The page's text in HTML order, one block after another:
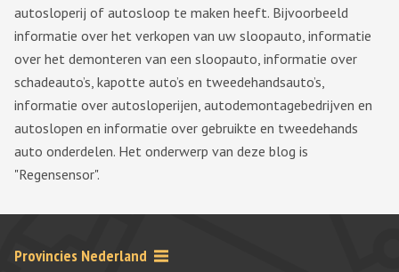
autosloperij of autosloop te maken heeft. Bijvoorbeeld
informatie over het verkopen van uw sloopauto, informatie
over het demonteren van een sloopauto, informatie over
schadeauto’s, kapotte auto’s en tweedehandsauto’s,
informatie over autosloperijen, autodemontagebedrijven en
autoslopen en informatie over gebruikte en tweedehands
auto onderdelen. Het onderwerp van deze blog is
"Regensensor".
Provincies Nederland